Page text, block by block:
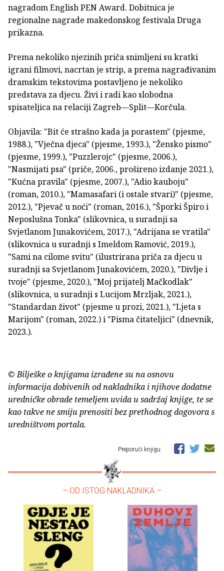
nagradom English PEN Award. Dobitnica je
regionalne nagrade makedonskog festivala Druga
prikazna.
Prema nekoliko njezinih priča snimljeni su kratki
igrani filmovi, nacrtan je strip, a prema nagrađivanim
dramskim tekstovima postavljeno je nekoliko
predstava za djecu. Živi i radi kao slobodna
spisateljica na relaciji Zagreb—Split—Korčula.
Objavila: "Bit će strašno kada ja porastem" (pjesme,
1988.), "Vječna djeca" (pjesme, 1993.), "Žensko pismo"
(pjesme, 1999.), "Puzzlerojc" (pjesme, 2006.),
"Nasmijati psa" (priče, 2006., prošireno izdanje 2021.),
"Kućna pravila" (pjesme, 2007.), "Adio kauboju"
(roman, 2010.), "Mamasafari (i ostale stvari)" (pjesme,
2012.), "Pjevač u noći" (roman, 2016.), "Šporki Špiro i
Neposlušna Tonka" (slikovnica, u suradnji sa
Svjetlanom Junakovićem, 2017.), "Adrijana se vratila"
(slikovnica u suradnji s Imeldom Ramović, 2019.),
"Sami na cilome svitu" (ilustrirana priča za djecu u
suradnji sa Svjetlanom Junakovićem, 2020.), "Divlje i
tvoje" (pjesme, 2020.), "Moj prijatelj Mačkodlak"
(slikovnica, u suradnji s Lucijom Mrzljak, 2021.),
"Standardan život" (pjesme u prozi, 2021.), "Ljeta s
Marijom" (roman, 2022.) i "Pisma čitateljici" (dnevnik,
2023.).
© Bilješke o knjigama izrađene su na osnovu
informacija dobivenih od nakladnika i njihove dodatne
uredničke obrade temeljem uvida u sadržaj knjige, te se
kao takve ne smiju prenositi bez prethodnog dogovora s
uredništvom portala.
Preporuči knjigu
– OD ISTOG NAKLADNIKA –